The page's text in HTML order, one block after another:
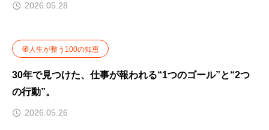
2026.05.28
🧭人生が整う100の知恵
30年で見つけた、仕事が報われる“1つのゴール”と“2つ
の行動”。
2026.05.26